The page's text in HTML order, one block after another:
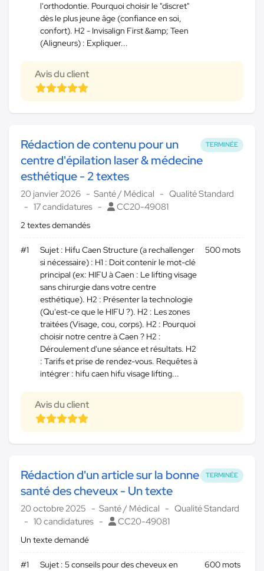
l'orthodontie. Pourquoi choisir le "discret"
dès le plus jeune âge (confiance en soi,
confort). H2 - Invisalign First &amp; Teen
(Aligneurs) : Expliquer...
Avis du client
TERMINÉE
Rédaction de contenu pour un
centre d'épilation laser & médecine
esthétique - 2 textes
20 janvier 2026 Santé / Médical
Qualité Standard
17 candidatures
CC20-49081
2 textes demandés
#1
Sujet : Hifu Caen Structure (a rechallenger
si nécessaire) : H1 : Doit contenir le mot-clé
principal (ex: HIFU à Caen : Le lifting visage
sans chirurgie dans votre centre
esthétique). H2 : Présenter la technologie
(Qu'est-ce que le HIFU ?). H2 : Les zones
traitées (Visage, cou, corps). H2 : Pourquoi
choisir notre centre à Caen ? H2 :
Déroulement d'une séance et résultats. H2
: Tarifs et prise de rendez-vous. Requêtes à
intégrer : hifu caen hifu visage lifting...
500 mots
Avis du client
TERMINÉE
Rédaction d'un article sur la bonne
santé des cheveux - Un texte
20 octobre 2025 Santé / Médical
Qualité Standard
10 candidatures
CC20-49081
Un texte demandé
#1
Sujet : 5 conseils pour des cheveux en
600 mots